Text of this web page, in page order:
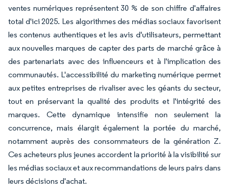
ventes numériques représentent 30 % de son chiffre d'affaires
total d'ici 2025. Les algorithmes des médias sociaux favorisent
les contenus authentiques et les avis d'utilisateurs, permettant
aux nouvelles marques de capter des parts de marché grâce à
des partenariats avec des influenceurs et à l'implication des
communautés. L'accessibilité du marketing numérique permet
aux petites entreprises de rivaliser avec les géants du secteur,
tout en préservant la qualité des produits et l'intégrité des
marques. Cette dynamique intensifie non seulement la
concurrence, mais élargit également la portée du marché,
notamment auprès des consommateurs de la génération Z.
Ces acheteurs plus jeunes accordent la priorité à la visibilité sur
les médias sociaux et aux recommandations de leurs pairs dans
leurs décisions d'achat.